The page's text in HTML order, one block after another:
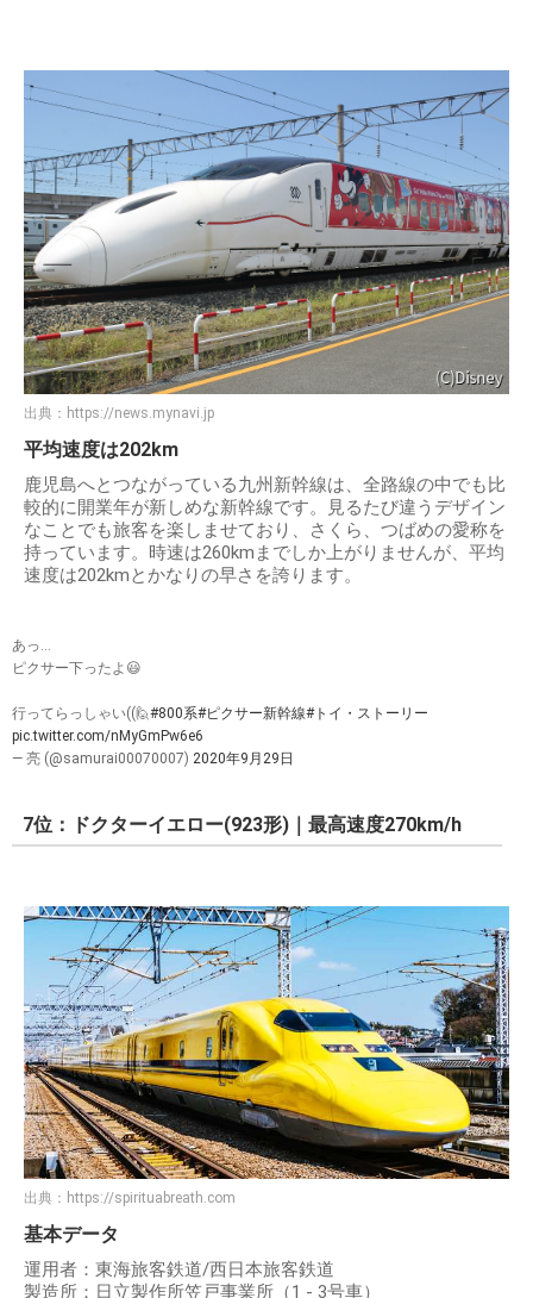
出典： https://news.mynavi.jp
平均速度は202km
鹿児島へとつながっている九州新幹線は、全路線の中でも比
較的に開業年が新しめな新幹線です。見るたび違うデザイン
なことでも旅客を楽しませており、さくら、つばめの愛称を
持っています。時速は260kmまでしか上がりませんが、平均
速度は202kmとかなりの早さを誇ります。
あっ…
ピクサー下ったよ😃
行ってらっしゃい((🙋#800系#ピクサー新幹線#トイ・ストーリー
pic.twitter.com/nMyGmPw6e6
— 亮 (@samurai00070007) 2020年9月29日
7位：ドクターイエロー(923形)｜最高速度270km/h
出典： https://spirituabreath.com
基本データ
運用者：東海旅客鉄道/西日本旅客鉄道
製造所：日立製作所笠戸事業所（1 - 3号車）